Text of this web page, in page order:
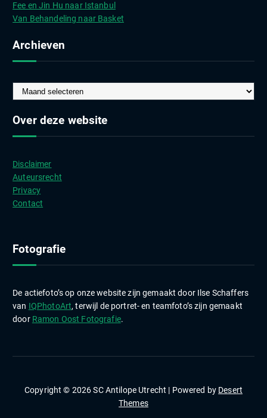
Fee en Jin Hu naar Istanbul
Van Behandeling naar Basket
Archieven
r
c
v
e
n
Over deze website
Disclaimer
Auteursrecht
Privacy
Contact
Fotografie
De actiefoto’s op onze website zijn gemaakt door Ilse Schaffers
van IQPhotoArt, terwijl de portret- en teamfoto’s zijn gemaakt
door Ramon Oost Fotografie.
Copyright © 2026 SC Antilope Utrecht | Powered by Desert
Themes